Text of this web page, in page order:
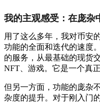
我的主观感受：在庞杂
用了这么多年，我对币安
功能的全面和迭代的速度
的服务，从最基础的现货
NFT、游戏。它是一个真正
但另一方面，功能的庞杂
杂度的提升。对于刚入门